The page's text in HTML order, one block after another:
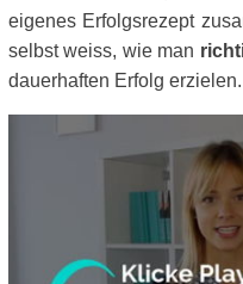
eigenes Erfolgsrezept
selbst weiss, wie man
dauerhaften Erfolg erzielen.